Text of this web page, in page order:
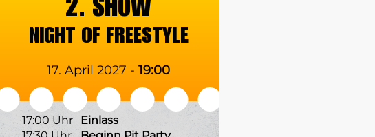
2. SHOW
NIGHT OF FREESTYLE
17. April 2027 - 19:00
17:00 Uhr
Einlass